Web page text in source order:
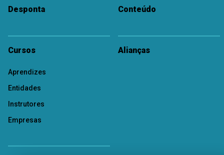
Desponta Conteúdo
Cursos
Aprendizes
Entidades
Instrutores
Empresas
Alianças